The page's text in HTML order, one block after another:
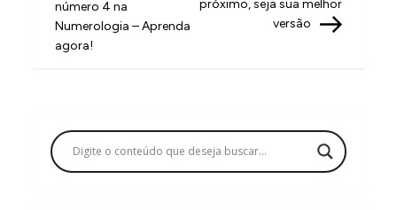
v
e
ç
ã
número 4 na
Numerologia – Aprenda
agora!
próximo, seja sua melhor
versão